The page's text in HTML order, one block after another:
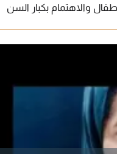
والاهتمام بكبار السن